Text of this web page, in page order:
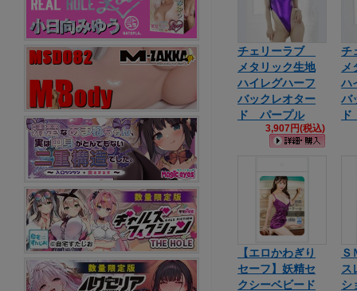
チェリーラブ
メタリック生地
ハイレグハーフ
バックレオター
ド パープル
3,907円(税込)
チ
メ
ハ
バ
【エロかわぎり
セーフ】妖精セ
クシーベビード
Ｓ
シ